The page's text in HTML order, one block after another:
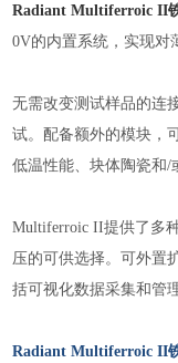
Radiant Multiferroic II
0V的内置系统，实现对
无需改变测试样品的连
试。配备额外的模块，
低温性能、块体陶瓷和/
Multiferroic II提供了多
压的可供选择。可外置
括可视化数据采集和管
Radiant Multiferroic II